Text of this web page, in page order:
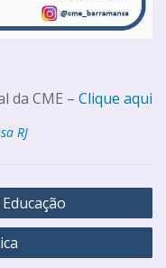
da CME – Clique aqui
RJ